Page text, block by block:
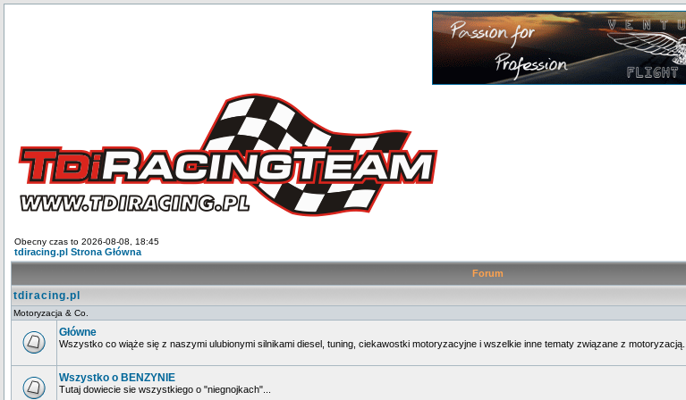
Obecny czas to 2026-08-08, 18:45
tdiracing.pl Strona Główna
Forum
tdiracing.pl
Motoryzacja & Co.
Główne
Wszystko co wiąże się z naszymi ulubionymi silnikami diesel, tuning, ciekawostki motoryzacyjne i wszelkie inne tematy związane z motoryzacją...
Wszystko o BENZYNIE
Tutaj dowiecie sie wszystkiego o "niegnojkach"...